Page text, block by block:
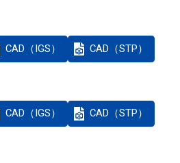
CAD（IGS） CAD（STP）
CAD（IGS） CAD（STP）